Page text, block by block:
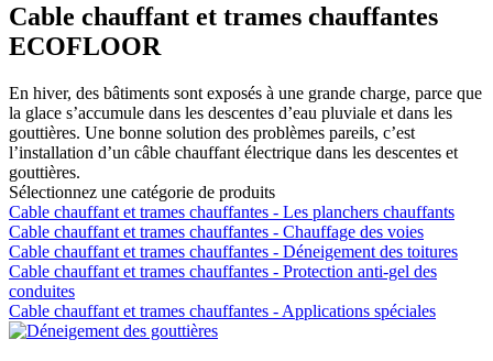
Cable chauffant et trames chauffantes
ECOFLOOR
En hiver, des bâtiments sont exposés à une grande charge, parce que
la glace s’accumule dans les descentes d’eau pluviale et dans les
gouttières. Une bonne solution des problèmes pareils, c’est
l’installation d’un câble chauffant électrique dans les descentes et
gouttières.
Sélectionnez une catégorie de produits
Cable chauffant et trames chauffantes - Les planchers chauffants
Cable chauffant et trames chauffantes - Chauffage des voies
Cable chauffant et trames chauffantes - Déneigement des toitures
Cable chauffant et trames chauffantes - Protection anti-gel des
conduites
Cable chauffant et trames chauffantes - Applications spéciales